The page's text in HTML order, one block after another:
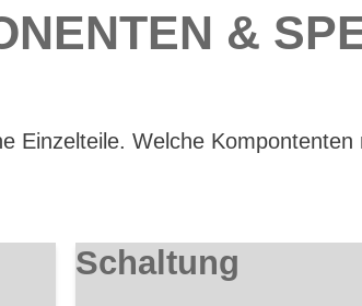
&
Einzelteile. Welche
Schaltung